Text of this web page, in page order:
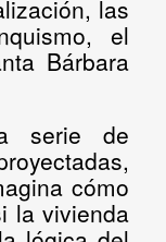
las
el
Bárbara
serie de
cómo
la vivienda